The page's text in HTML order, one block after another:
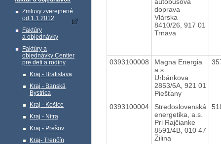
Zmluvy zverejnené
od 1.1.2012
Faktúry
a objednávky
Faktúry a
objednávky Centier
pre deti a rodiny
Kraj - Bratislava
Kraj - Banská
Bystrica
Kraj - Košice
Kraj - Nitra
Kraj - Prešov
Kraj- Trenčín
doprava
Vlárska
8410/26, 917 01
Trnava
0393100008
Magna Energia
a.s.
Urbánkova
2853/6A, 921 01
Piešťany
0393100004
Stredoslovenská
energetika, a.s.
Pri Rajčianke
8591/4B, 010 47
Žilina